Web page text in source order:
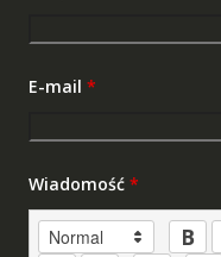
E-mail *
Wiadomość *